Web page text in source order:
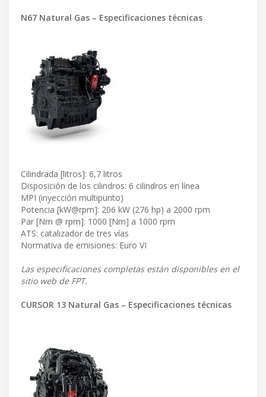
N67 Natural Gas – Especificaciones técnicas
Cilindrada [litros]: 6,7 litros
Disposición de los cilindros: 6 cilindros en línea
MPI (inyección multipunto)
Potencia [kW@rpm]: 206 kW (276 hp) a 2000 rpm
Par [Nm @ rpm]: 1000 [Nm] a 1000 rpm
ATS: catalizador de tres vías
Normativa de emisiones: Euro VI
Las especificaciones completas están disponibles en el
sitio web de FPT.
CURSOR 13 Natural Gas – Especificaciones técnicas